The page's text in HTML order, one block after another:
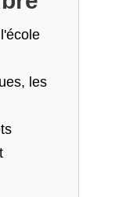
les